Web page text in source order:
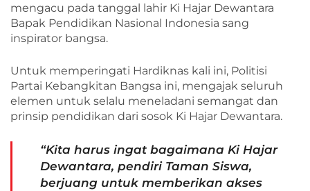
mengacu pada tanggal lahir Ki Hajar Dewantara
Bapak Pendidikan Nasional Indonesia sang
inspirator bangsa.
Untuk memperingati Hardiknas kali ini, Politisi
Partai Kebangkitan Bangsa ini, mengajak seluruh
elemen untuk selalu meneladani semangat dan
prinsip pendidikan dari sosok Ki Hajar Dewantara.
“Kita harus ingat bagaimana Ki Hajar
Dewantara, pendiri Taman Siswa,
berjuang untuk memberikan akses